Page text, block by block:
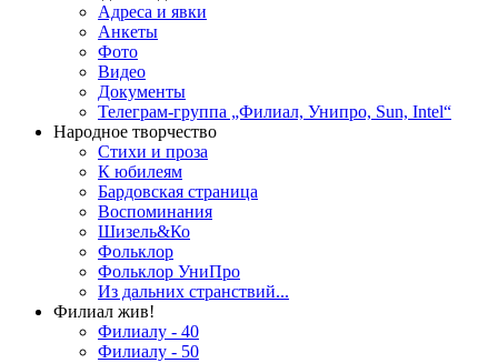
Адреса и явки
Анкеты
Фото
Видео
Документы
Телеграм-группа „Филиал, Унипро, Sun, Intel“
Народное творчество
Стихи и проза
К юбилеям
Бардовская страница
Воспоминания
Шизель&Ко
Фольклор
Фольклор УниПро
Из дальних странствий...
Филиал жив!
Филиалу - 40
Филиалу - 50